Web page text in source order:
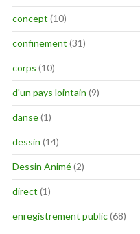
concept (10)
confinement (31)
corps (10)
d'un pays lointain (9)
danse(1)
dessin (14)
Dessin Animé(2)
direct (1)
enregistrement public(68)